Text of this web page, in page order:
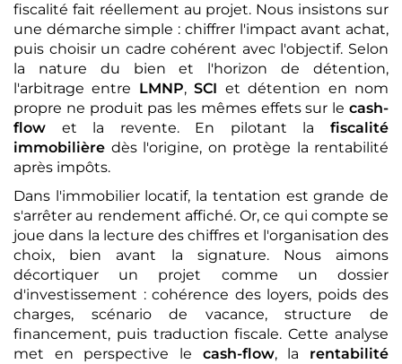
fiscalité fait réellement au projet. Nous insistons sur
une démarche simple : chiffrer l'impact avant achat,
puis choisir un cadre cohérent avec l'objectif. Selon
la nature du bien et l'horizon de détention,
l'arbitrage entre LMNP,SCI et détention en nom
propre ne produit pas les mêmes effets sur le cash-
flow et la revente. En pilotant la fiscalité
immobilière dès l'origine, on protège la rentabilité
après impôts.
Dans l'immobilier locatif, la tentation est grande de
s'arrêter au rendement affiché. Or, ce qui compte se
joue dans la lecture des chiffres et l'organisation des
choix, bien avant la signature. Nous aimons
décortiquer un projet comme un dossier
d'investissement : cohérence des loyers, poids des
charges, scénario de vacance, structure de
financement, puis traduction fiscale. Cette analyse
met en perspective le cash-flow, la rentabilité